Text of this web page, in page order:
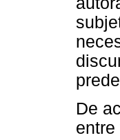
De